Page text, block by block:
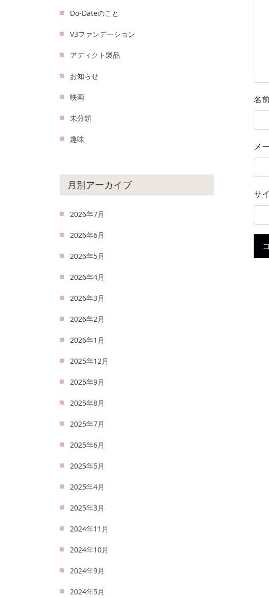
名
メ
サ
Do-Dateのこと
V3ファンデーション
アディクト製品
お知らせ
映画
未分類
趣味
月別アーカイブ
2026年7月
2026年6月
2026年5月
2026年4月
2026年3月
2026年2月
2026年1月
2025年12月
2025年9月
2025年8月
2025年7月
2025年6月
2025年5月
2025年4月
2025年3月
2024年11月
2024年10月
2024年9月
2024年5月